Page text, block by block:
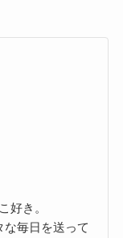
好き。
毎日を送って